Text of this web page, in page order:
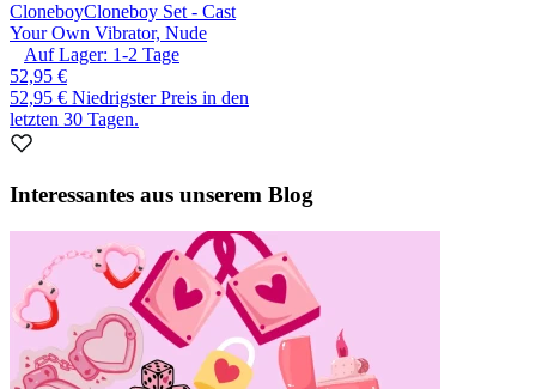
CloneboyCloneboy Set - Cast
Your Own Vibrator, Nude
Auf Lager: 1-2 Tage
52,95 €
52,95 € Niedrigster Preis in den
letzten 30 Tagen.
Interessantes aus unserem Blog